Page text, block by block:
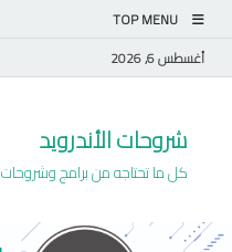
TOP MENU
أغسطس 6, 2026
شروحات الأندرويد
كل ما تحتاجه من برامج وشروحات